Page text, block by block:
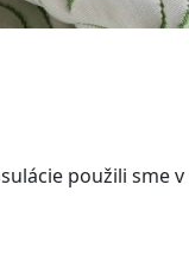
použili sme v